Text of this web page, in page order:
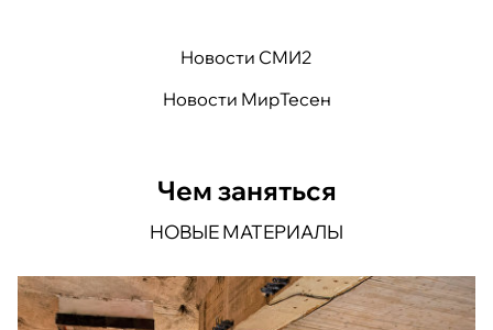
Новости СМИ2
Новости МирТесен
Чем заняться
НОВЫЕ МАТЕРИАЛЫ